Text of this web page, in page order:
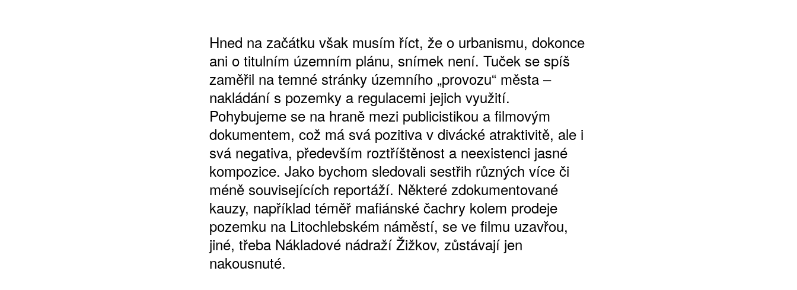
Hned na začátku však musím říct, že o urbanismu, dokonce
ani o titulním územním plánu, snímek není. Tuček se spíš
zaměřil na temné stránky územního „provozu“ města –
nakládání s pozemky a regulacemi jejich využití.
Pohybujeme se na hraně mezi publicistikou a filmovým
dokumentem, což má svá pozitiva v divácké atraktivitě, ale i
svá negativa, především roztříštěnost a neexistenci jasné
kompozice. Jako bychom sledovali sestřih různých více či
méně souvisejících reportáží. Některé zdokumentované
kauzy, například téměř mafiánské čachry kolem prodeje
pozemku na Litochlebském náměstí, se ve filmu uzavřou,
jiné, třeba Nákladové nádraží Žižkov, zůstávají jen
nakousnuté.